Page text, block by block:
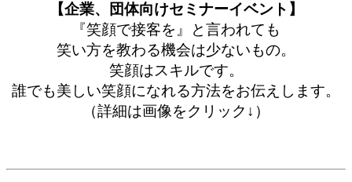
【企業、団体向けセミナーイベント】
『笑顔で接客を』と言われても
笑い方を教わる機会は少ないもの。
笑顔はスキルです。
誰でも美しい笑顔になれる方法をお伝えします。
（詳細は画像をクリック↓）